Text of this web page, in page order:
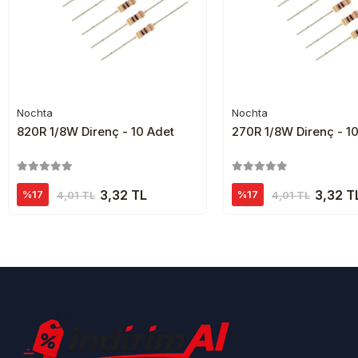
Sepete Ekle
Nochta
820R 1/8W Direnç - 10 Adet
%17 4,01 TL 3,32 TL
Sepete Ekle
Nochta
270R 1/8W Direnç -
%17 4,01 TL 3,32